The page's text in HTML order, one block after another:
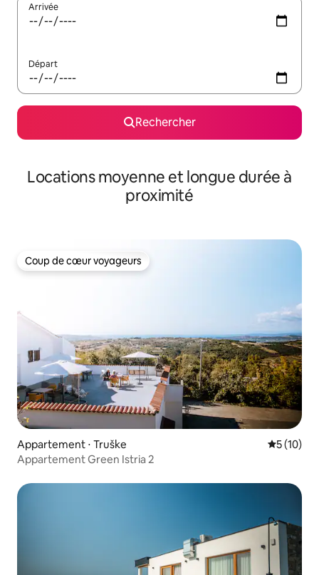
Arrivée
Départ
Rechercher
Locations moyenne et longue durée à
proximité
Coup de cœur voyageurs
Coup de cœur voyageurs
Appartement ⋅ Truške
5 (10)
Appartement Green Istria 2